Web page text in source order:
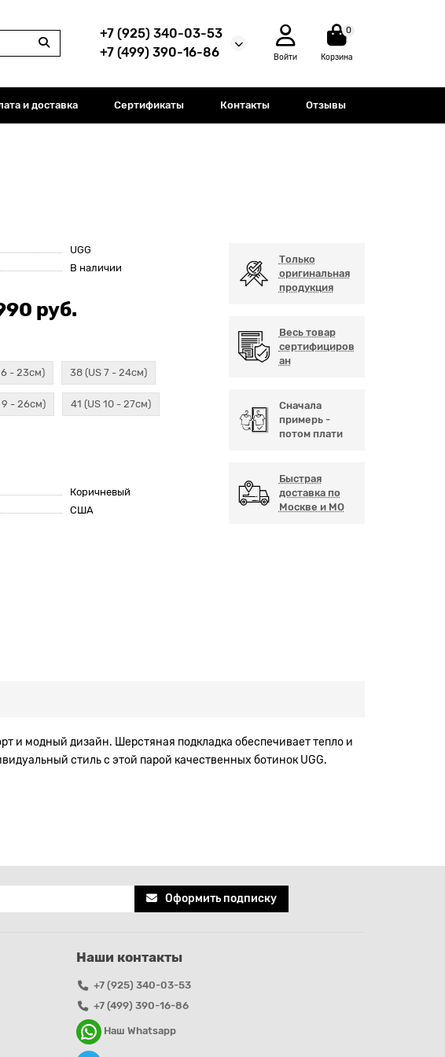
+7 (925) 340-03-53
+7 (499) 390-16-86
Войти
0
Корзина
и доставка Сертификаты Контакты Отзывы
UGG
В наличии
руб.
6 - 23см) 38 (US 7 - 24см)
9 - 26см) 41 (US 10 - 27см)
Коричневый
США
Только
оригинальная
продукция
Весь товар
сертифициров
ан
Сначала
примерь -
потом плати
Быстрая
доставка по
Москве и МО
и модный дизайн. Шерстяная подкладка обеспечивает тепло и
стиль с этой парой качественных ботинок UGG.
Оформить подписку
Наши контакты
+7 (925) 340-03-53
+7 (499) 390-16-86
Наш Whatsapp